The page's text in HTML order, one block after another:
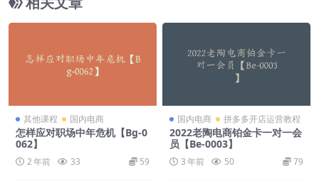
其他课程 国内电商
怎样应对职场中年危机【Bg-0
062】
2 年前 33 59
国内电商 拼多多开店运营教程
2022老陶电商铂金卡一对一会
员【Be-0003】
3 年前 50 79